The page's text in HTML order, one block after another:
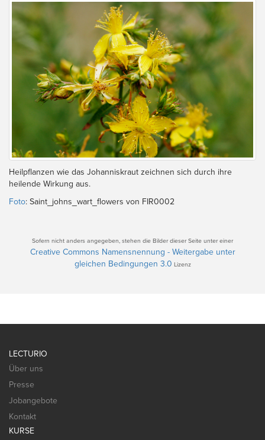
Heilpflanzen wie das Johanniskraut zeichnen sich durch ihre
heilende Wirkung aus.
Foto: Saint_johns_wart_flowers von FIR0002
Sofern nicht anders angegeben, stehen die Bilder dieser Seite unter einer
Creative Commons Namensnennung - Weitergabe unter
gleichen Bedingungen 3.0 Lizenz
LECTURIO
Über uns
Presse
Jobangebote
Kontakt
KURSE